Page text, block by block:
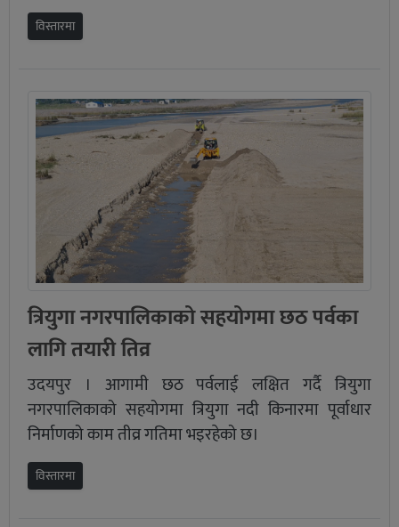
विस्तारमा
त्रियुगा नगरपालिकाको सहयोगमा छठ पर्वका
लागि तयारी तिव्र
उदयपुर । आगामी छठ पर्वलाई लक्षित गर्दै त्रियुगा
नगरपालिकाको सहयोगमा त्रियुगा नदी किनारमा पूर्वाधार
निर्माणको काम तीव्र गतिमा भइरहेको छ।
विस्तारमा